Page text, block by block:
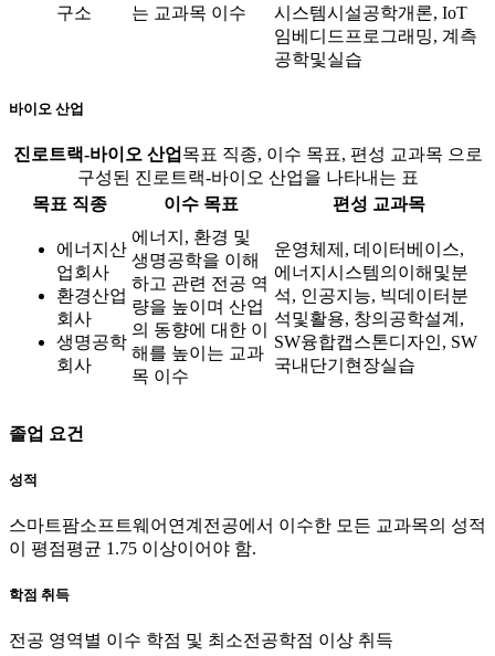
구소
는 교과목 이수
시스템시설공학개론, IoT
임베디드프로그래밍, 계측
공학및실습
바이오 산업
진로트랙-바이오 산업 목표 직종, 이수 목표, 편성 교과목 으로
구성된 진로트랙-바이오 산업을 나타내는 표
목표 직종
이수 목표 편성 교과목
에너지산
업회사
환경산업
회사
생명공학
회사
에너지, 환경 및
생명공학을 이해
하고 관련 전공 역
량을 높이며 산업
의 동향에 대한 이
해를 높이는 교과
목 이수
운영체제, 데이터베이스,
에너지시스템의이해및분
석, 인공지능, 빅데이터분
석및활용, 창의공학설계,
SW융합캡스톤디자인, SW
국내단기현장실습
졸업 요건
성적
스마트팜소프트웨어연계전공에서 이수한 모든 교과목의 성적
이 평점평균 1.75 이상이어야 함.
학점 취득
전공 영역별 이수 학점 및 최소전공학점 이상 취득